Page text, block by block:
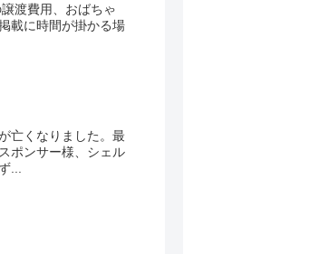
渡費用、おばちゃ
載に時間が掛かる場
亡くなりました。最
ポンサー様、シェル
...